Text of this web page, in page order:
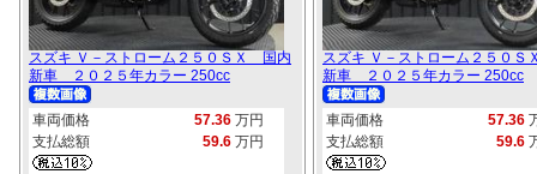
スズキ Ｖ－ストローム２５０ＳＸ 国内
新車 ２０２５年カラー 250cc
車両価格 57.36 万円
支払総額
59.6 万円
スズキ Ｖ－ストローム２５０
新車 ２０２５年カラー 250cc
車両価格 57.36
支払総額
59.6